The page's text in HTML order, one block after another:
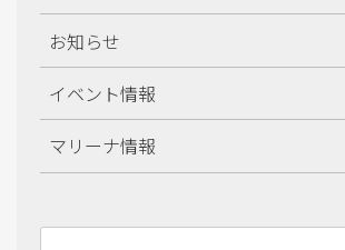
2026年1月
2025年12月
2025年11月
2025年10月
2025年9月
お知らせ
イベント情報
マリーナ情報